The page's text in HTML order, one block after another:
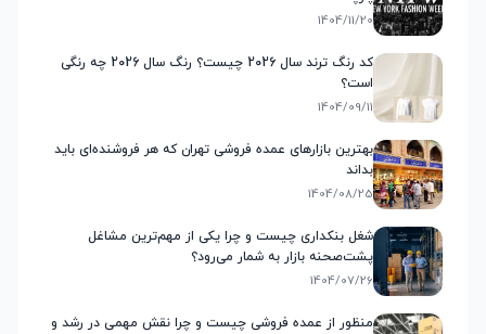
1404/11/20
کد رنگ ترند سال 2026 چیست؟ رنگ سال 2026 چه رنگی
است؟
1404/09/11
بهترین بازارهای عمده فروشی تهران که هر فروشنده‌ای باید
بداند
1404/08/25
شغل بنکداری چیست و چرا یکی از مهم‌ترین مشاغل
پشت‌صحنه بازار به شمار می‌رود؟
1404/07/26
منظور از عمده فروشی چیست و چرا نقش مهمی در رشد و